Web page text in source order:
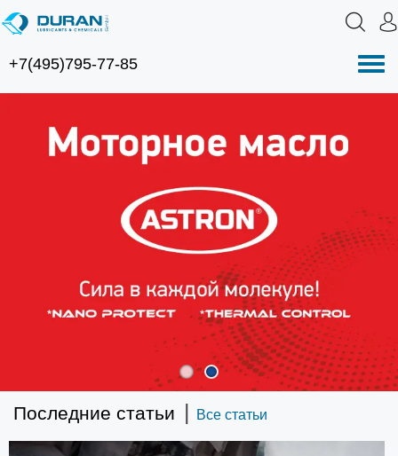
+7(495)795-77-85
Последние статьи | Все статьи